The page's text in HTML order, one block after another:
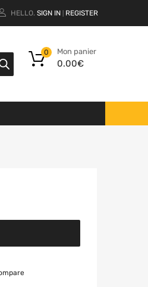
HELLO. SIGN IN REGISTER
Mon panier
0.00€
0